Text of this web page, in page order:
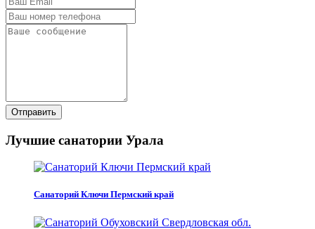
Отправить
Лучшие санатории Урала
Санаторий Ключи Пермский край